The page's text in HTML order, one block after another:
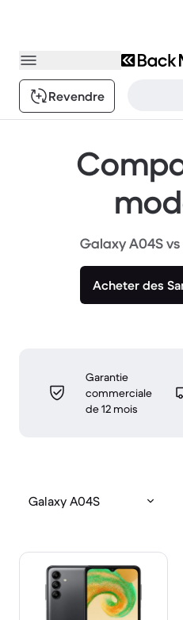
Revendre
Galaxy A04S
Acheter des
Garantie
commerciale
de 12 mois
Galaxy A04S